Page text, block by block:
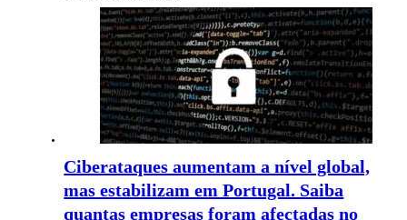
Ciberataques aumentam a nível global,
mas estabilizam em Portugal. Saiba
quantas empresas foram afectadas no